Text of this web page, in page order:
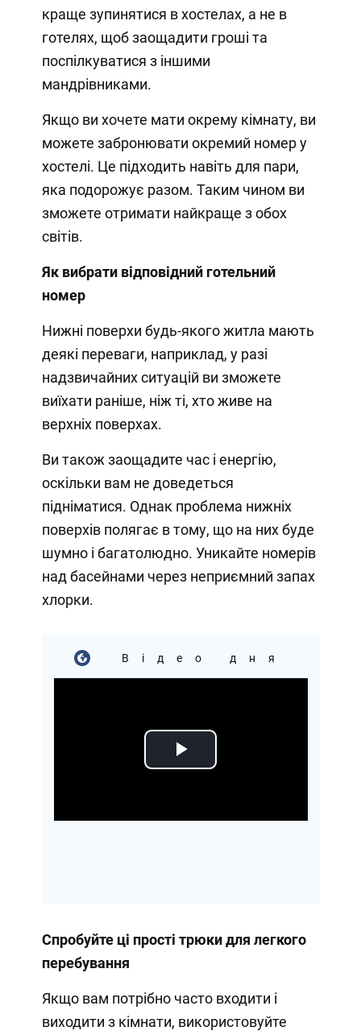
краще зупинятися в хостелах, а не в
готелях, щоб заощадити гроші та
поспілкуватися з іншими
мандрівниками.
Якщо ви хочете мати окрему кімнату, ви
можете забронювати окремий номер у
хостелі. Це підходить навіть для пари,
яка подорожує разом. Таким чином ви
зможете отримати найкраще з обох
світів.
Як вибрати відповідний готельний
номер
Нижні поверхи будь-якого житла мають
деякі переваги, наприклад, у разі
надзвичайних ситуацій ви зможете
виїхати раніше, ніж ті, хто живе на
верхніх поверхах.
Ви також заощадите час і енергію,
оскільки вам не доведеться
підніматися. Однак проблема нижніх
поверхів полягає в тому, що на них буде
шумно і багатолюдно. Уникайте номерів
над басейнами через неприємний запах
хлорки.
Відео дня
Play
Спробуйте ці прості трюки для легкого
перебування
Якщо вам потрібно часто входити і
виходити з кімнати, використовуйте